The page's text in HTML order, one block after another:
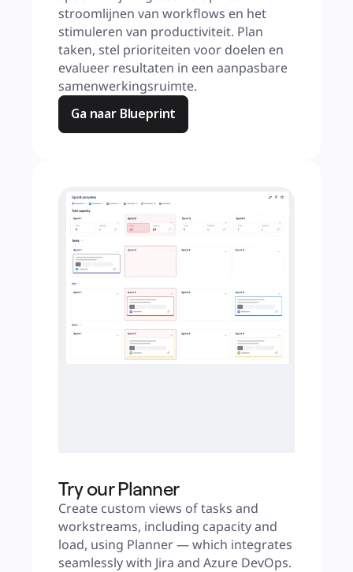
stroomlijnen van workflows en het
stimuleren van productiviteit. Plan
taken, stel prioriteiten voor doelen en
evalueer resultaten in een aanpasbare
samenwerkingsruimte.
Ga naar Blueprint
Try our Planner
Create custom views of tasks and
workstreams, including capacity and
load, using Planner — which integrates
seamlessly with Jira and Azure DevOps.